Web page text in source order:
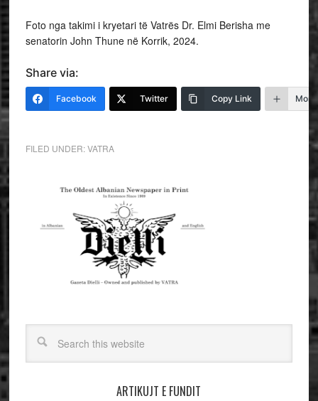
Foto nga takimi i kryetari të Vatrës Dr. Elmi Berisha me
senatorin John Thune në Korrik, 2024.
Share via:
Facebook Twitter Copy Link More
FILED UNDER:VATRA
ARTIKUJT E FUNDIT